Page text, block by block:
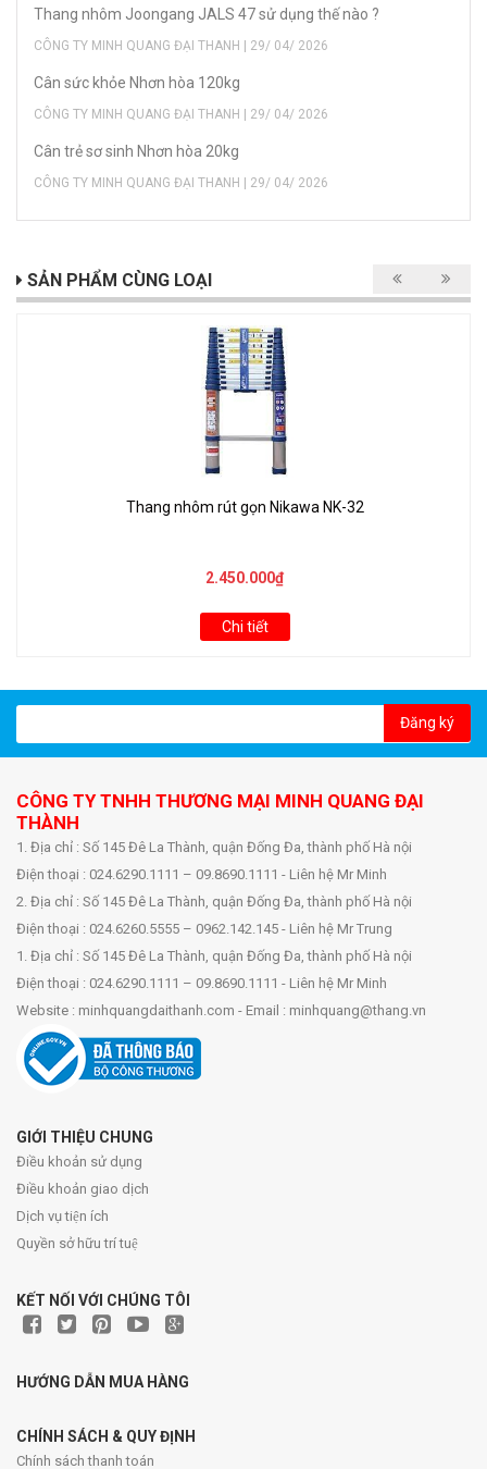
Thang nhôm Joongang JALS 47 sử dụng thế nào ?
CÔNG TY MINH QUANG ĐẠI THANH | 29/ 04/ 2026
Cân sức khỏe Nhơn hòa 120kg
CÔNG TY MINH QUANG ĐẠI THANH | 29/ 04/ 2026
Cân trẻ sơ sinh Nhơn hòa 20kg
CÔNG TY MINH QUANG ĐẠI THANH | 29/ 04/ 2026
SẢN PHẨM CÙNG LOẠI
Thang nhôm rút gọn Nikawa NK-32
2.450.000₫
Chi tiết
Đăng ký
CÔNG TY TNHH THƯƠNG MẠI MINH QUANG ĐẠI
THÀNH
1. Địa chỉ : Số 145 Đê La Thành, quận Đống Đa, thành phố Hà nội
Điện thoại : 024.6290.1111 – 09.8690.1111 - Liên hệ Mr Minh
2. Địa chỉ : Số 145 Đê La Thành, quận Đống Đa, thành phố Hà nội
Điện thoại : 024.6260.5555 – 0962.142.145 - Liên hệ Mr Trung
1. Địa chỉ : Số 145 Đê La Thành, quận Đống Đa, thành phố Hà nội
Điện thoại : 024.6290.1111 – 09.8690.1111 - Liên hệ Mr Minh
Website : minhquangdaithanh.com - Email : minhquang@thang.vn
GIỚI THIỆU CHUNG
Điều khoản sử dụng
Điều khoản giao dịch
Dịch vụ tiện ích
Quyền sở hữu trí tuệ
KẾT NỐI VỚI CHÚNG TÔI
HƯỚNG DẪN MUA HÀNG
CHÍNH SÁCH & QUY ĐỊNH
Chính sách thanh toán